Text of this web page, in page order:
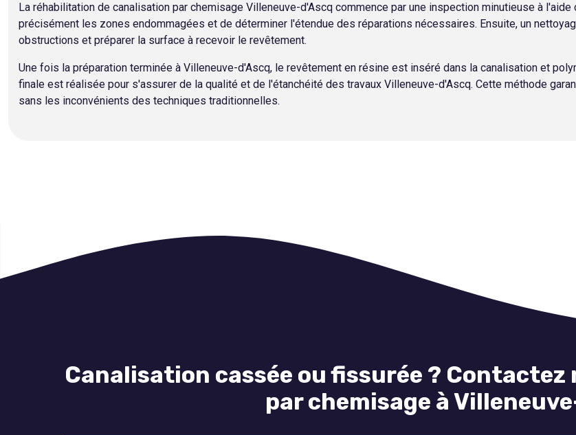
La réhabilitation de canalisation par chemisage Villeneuve-d'Ascq commence par une inspection minutieuse à
précisément les zones endommagées et de déterminer l'étendue des réparations nécessaires. Ensuite, un
obstructions et préparer la surface à recevoir le revêtement.
Une fois la préparation terminée à Villeneuve-d'Ascq, le revêtement en résine est inséré dans la canalisation et
finale est réalisée pour s'assurer de la qualité et de l'étanchéité des travaux Villeneuve-d'Ascq. Cette méthode
sans les inconvénients des techniques traditionnelles.
Canalisation cassée ou fissurée ?
par chemisage à